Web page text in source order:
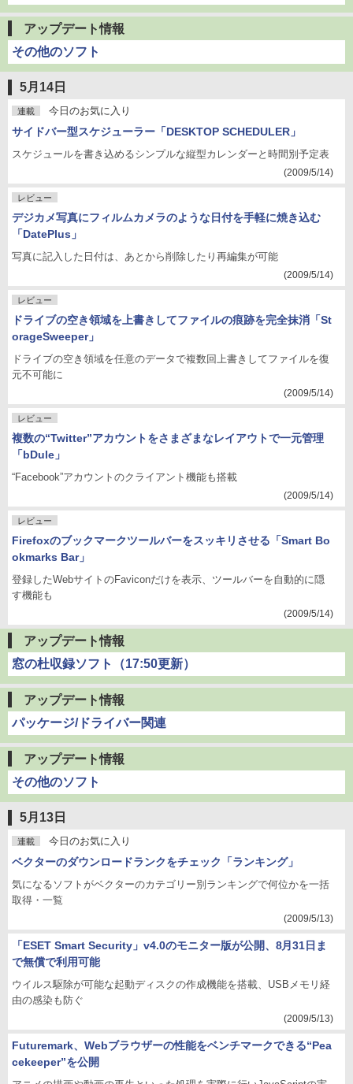
アップデート情報
その他のソフト
5月14日
連載 今日のお気に入り
サイドバー型スケジューラー「DESKTOP SCHEDULER」
スケジュールを書き込めるシンプルな縦型カレンダーと時間別予定表
(2009/5/14)
レビュー
デジカメ写真にフィルムカメラのような日付を手軽に焼き込む
「DatePlus」
写真に記入した日付は、あとから削除したり再編集が可能
(2009/5/14)
レビュー
ドライブの空き領域を上書きしてファイルの痕跡を完全抹消「St
orageSweeper」
ドライブの空き領域を任意のデータで複数回上書きしてファイルを復
元不可能に
(2009/5/14)
レビュー
複数の“Twitter”アカウントをさまざまなレイアウトで一元管理
「bDule」
“Facebook”アカウントのクライアント機能も搭載
(2009/5/14)
レビュー
Firefoxのブックマークツールバーをスッキリさせる「Smart Bo
okmarks Bar」
登録したWebサイトのFaviconだけを表示、ツールバーを自動的に隠
す機能も
(2009/5/14)
アップデート情報
窓の杜収録ソフト（17:50更新）
アップデート情報
パッケージ/ドライバー関連
アップデート情報
その他のソフト
5月13日
連載 今日のお気に入り
ベクターのダウンロードランクをチェック「ランキング」
気になるソフトがベクターのカテゴリー別ランキングで何位かを一括
取得・一覧
(2009/5/13)
「ESET Smart Security」v4.0のモニター版が公開、8月31日ま
で無償で利用可能
ウイルス駆除が可能な起動ディスクの作成機能を搭載、USBメモリ経
由の感染も防ぐ
(2009/5/13)
Futuremark、Webブラウザーの性能をベンチマークできる“Pea
cekeeper”を公開